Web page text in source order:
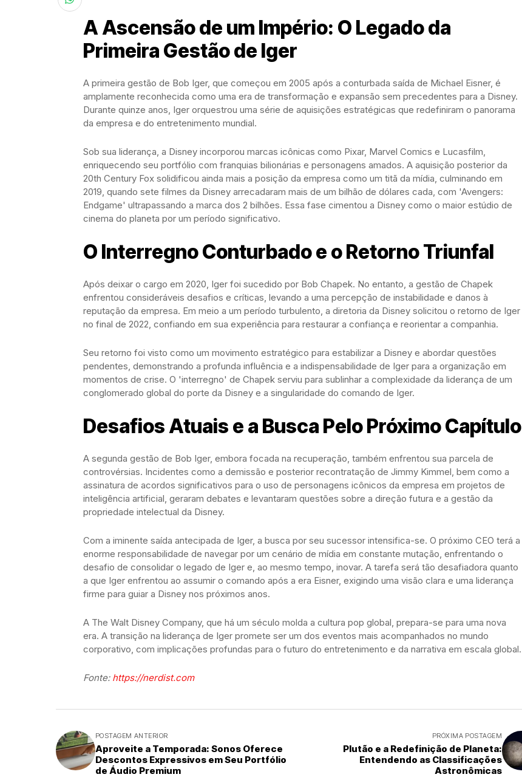
A Ascensão de um Império: O Legado da
Primeira Gestão de Iger
A primeira gestão de Bob Iger, que começou em 2005 após a conturbada saída de Michael Eisner, é
amplamente reconhecida como uma era de transformação e expansão sem precedentes para a Disney.
Durante quinze anos, Iger orquestrou uma série de aquisições estratégicas que redefiniram o panorama
da empresa e do entretenimento mundial.
Sob sua liderança, a Disney incorporou marcas icônicas como Pixar, Marvel Comics e Lucasfilm,
enriquecendo seu portfólio com franquias bilionárias e personagens amados. A aquisição posterior da
20th Century Fox solidificou ainda mais a posição da empresa como um titã da mídia, culminando em
2019, quando sete filmes da Disney arrecadaram mais de um bilhão de dólares cada, com 'Avengers:
Endgame' ultrapassando a marca dos 2 bilhões. Essa fase cimentou a Disney como o maior estúdio de
cinema do planeta por um período significativo.
O Interregno Conturbado e o Retorno Triunfal
Após deixar o cargo em 2020, Iger foi sucedido por Bob Chapek. No entanto, a gestão de Chapek
enfrentou consideráveis desafios e críticas, levando a uma percepção de instabilidade e danos à
reputação da empresa. Em meio a um período turbulento, a diretoria da Disney solicitou o retorno de Iger
no final de 2022, confiando em sua experiência para restaurar a confiança e reorientar a companhia.
Seu retorno foi visto como um movimento estratégico para estabilizar a Disney e abordar questões
pendentes, demonstrando a profunda influência e a indispensabilidade de Iger para a organização em
momentos de crise. O 'interregno' de Chapek serviu para sublinhar a complexidade da liderança de um
conglomerado global do porte da Disney e a singularidade do comando de Iger.
Desafios Atuais e a Busca Pelo Próximo Capítulo
A segunda gestão de Bob Iger, embora focada na recuperação, também enfrentou sua parcela de
controvérsias. Incidentes como a demissão e posterior recontratação de Jimmy Kimmel, bem como a
assinatura de acordos significativos para o uso de personagens icônicos da empresa em projetos de
inteligência artificial, geraram debates e levantaram questões sobre a direção futura e a gestão da
propriedade intelectual da Disney.
Com a iminente saída antecipada de Iger, a busca por seu sucessor intensifica-se. O próximo CEO terá a
enorme responsabilidade de navegar por um cenário de mídia em constante mutação, enfrentando o
desafio de consolidar o legado de Iger e, ao mesmo tempo, inovar. A tarefa será tão desafiadora quanto
a que Iger enfrentou ao assumir o comando após a era Eisner, exigindo uma visão clara e uma liderança
firme para guiar a Disney nos próximos anos.
A The Walt Disney Company, que há um século molda a cultura pop global, prepara-se para uma nova
era. A transição na liderança de Iger promete ser um dos eventos mais acompanhados no mundo
corporativo, com implicações profundas para o futuro do entretenimento e da narrativa em escala global.
Fonte: https://nerdist.com
POSTAGEM ANTERIOR
Aproveite a Temporada: Sonos Oferece
Descontos Expressivos em Seu Portfólio
de Áudio Premium
PRÓXIMA POSTAGEM
Plutão e a Redefinição de Planeta:
Entendendo as Classificações
Astronômicas